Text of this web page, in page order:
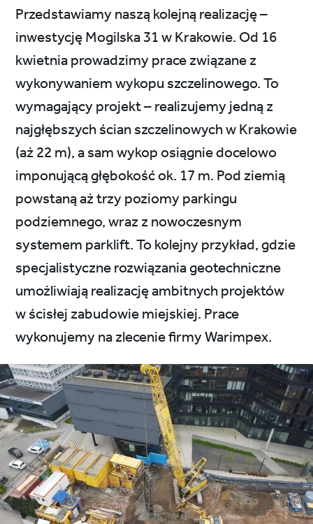
Przedstawiamy naszą kolejną realizację –
inwestycję Mogilska 31 w Krakowie. Od 16
kwietnia prowadzimy prace związane z
wykonywaniem wykopu szczelinowego. To
wymagający projekt – realizujemy jedną z
najgłębszych ścian szczelinowych w Krakowie
(aż 22 m), a sam wykop osiągnie docelowo
imponującą głębokość ok. 17 m. Pod ziemią
powstaną aż trzy poziomy parkingu
podziemnego, wraz z nowoczesnym
systemem parklift. To kolejny przykład, gdzie
specjalistyczne rozwiązania geotechniczne
umożliwiają realizację ambitnych projektów
w ścisłej zabudowie miejskiej. Prace
wykonujemy na zlecenie firmy Warimpex.